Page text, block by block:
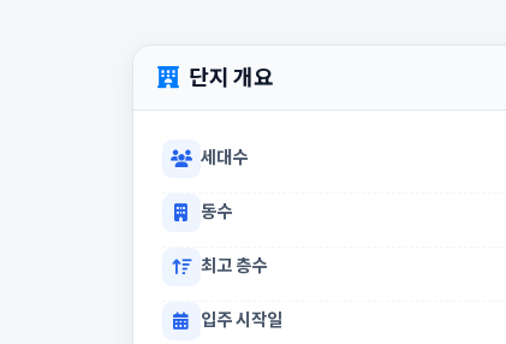
단지 개요
세대수
동수
최고 층수
입주 시작일